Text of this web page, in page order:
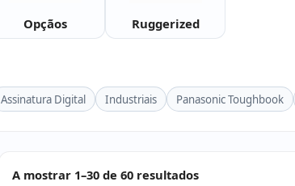
Opçãos Ruggerized
Assinatura Digital Industriais Panasonic Toughbook
A mostrar 1–30 de 60 resultados